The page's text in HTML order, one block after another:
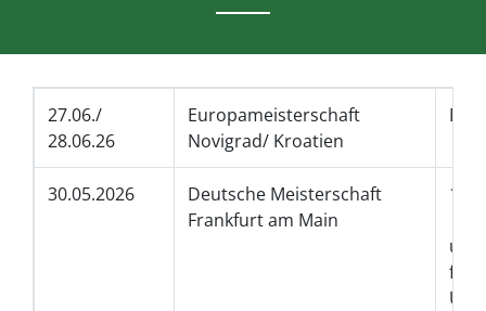
27.06./
28.06.26
Europameisterschaft
Novigrad/ Kroatien
30.05.2026
Deutsche Meisterschaft
Frankfurt am Main
1.